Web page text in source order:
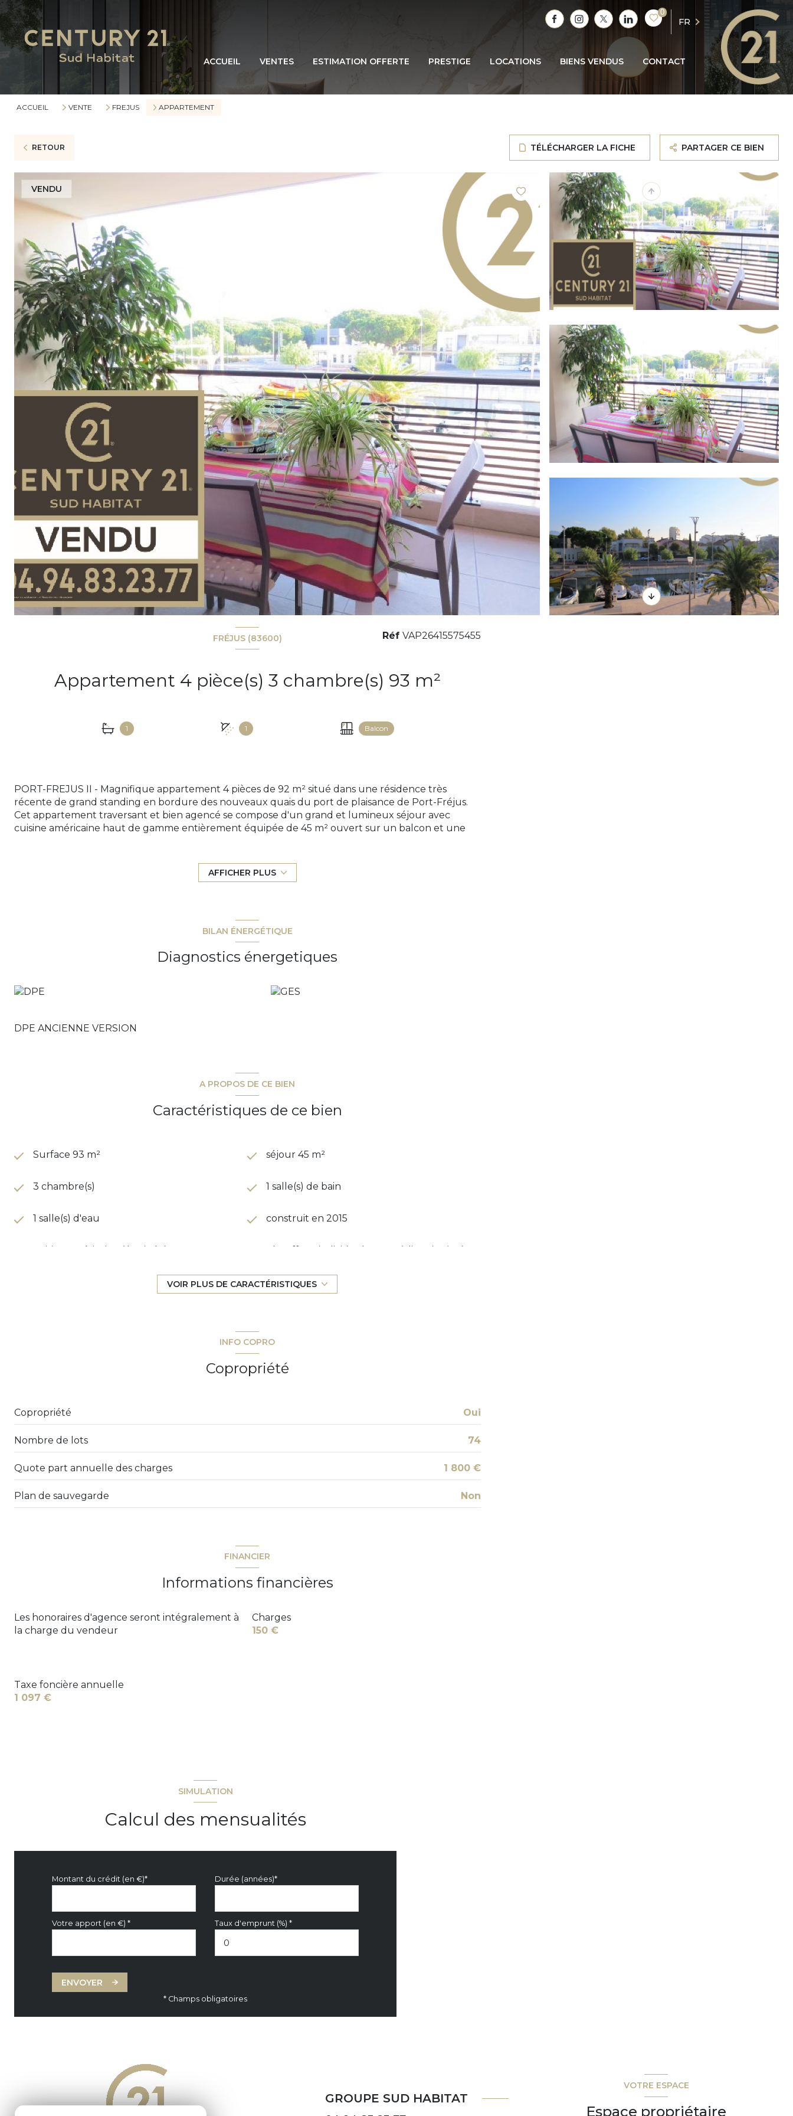
0
FR
ACCUEIL VENTES ESTIMATION OFFERTE PRESTIGE LOCATIONS BIENS VENDUS CONTACT
ACCUEIL VENTE FREJUS APPARTEMENT
RETOUR TÉLÉCHARGER LA FICHE PARTAGER CE BIEN
VENDU
FRÉJUS (83600)
Appartement 4 pièce(s) 3 chambre(s) 93 m²
1 1 Balcon
Réf VAP26415575455
PORT-FREJUS II - Magnifique appartement 4 pièces de 92 m² situé dans une résidence très
récente de grand standing en bordure des nouveaux quais du port de plaisance de Port-Fréjus.
Cet appartement traversant et bien agencé se compose d'un grand et lumineux séjour avec
cuisine américaine haut de gamme entièrement équipée de 45 m² ouvert sur un balcon et une
Un grand garage permettant d'accueillir 2 véhicules ainsi que 2 caves sont vendus avec cet
appartement. Prestations de grand standing : climatisation réversible individuelle gainable,
centre-ville, tous commerces, plages, base nature et port accessibles en quelques minutes à pied.
Charges annuelles de 1800 € - Copropriété de 74 lots.
AFFICHER PLUS
BILAN ÉNERGÉTIQUE
Diagnostics énergetiques
DPE ANCIENNE VERSION
A PROPOS DE CE BIEN
Caractéristiques de ce bien
Surface 93 m² séjour 45 m²
3 chambre(s) 1 salle(s) de bain
1 salle(s) d'eau construit en 2015
cuisine américaine (équipée) Chauffage individuel : autre (climatisation)
1er étage
cave
quartier Port Frejus 2
VOIR PLUS DE CARACTÉRISTIQUES
INFO COPRO
Copropriété
Copropriété Oui
Nombre de lots 74
Quote part annuelle des charges 1 800 €
Plan de sauvegarde Non
FINANCIER
Informations financières
Les honoraires d'agence seront intégralement à
la charge du vendeur
Charges
150 €
Taxe foncière annuelle
1 097 €
SIMULATION
Calcul des mensualités
Montant du crédit (en €)* Durée (années)*
Votre apport (en €) * Taux d'emprunt (%) *
ENVOYER
* Champs obligatoires
GROUPE SUD HABITAT
VOTRE ESPACE
Espace propriétaire